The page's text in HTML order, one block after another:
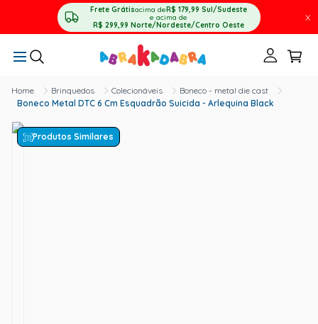
Frete Grátisacima deR$ 179,99 Sul/Sudeste
e acima de
R$ 299,99 Norte/Nordeste/Centro Oeste
X
Brinquedos Colecionáveis
Boneco - metal die cast
Boneco Metal DTC 6 Cm Esquadrão Suicida - Arlequina Black
Produtos Similares